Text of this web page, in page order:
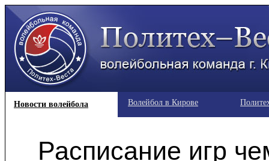
Новости волейбола Волейбол в Кирове
Расписание игр